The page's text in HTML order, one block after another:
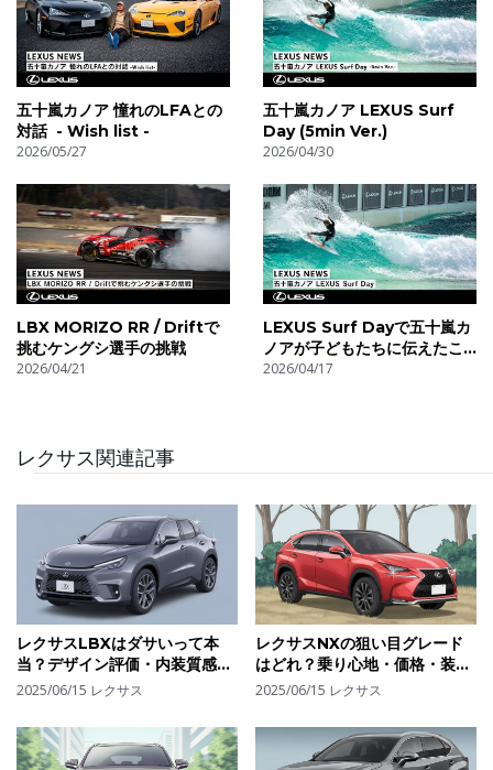
五十嵐カノア 憧れのLFAとの
対話 - Wish list -
2026/05/27
五十嵐カノア LEXUS Surf
Day (5min Ver.)
2026/04/30
LBX MORIZO RR / Driftで
挑むケングシ選手の挑戦
2026/04/21
LEXUS Surf Dayで五十嵐カ
ノアが子どもたちに伝えたこ
と
2026/04/17
レクサス関連記事
レクサスLBXはダサいって本
当？デザイン評価・内装質感か
ら見る"好き嫌いが分かれる"理
2025/06/15 レクサス
レクサスNXの狙い目グレード
はどれ？乗り心地・価格・装備
のバランスで選ぶ最適モデル
2025/06/15 レクサス